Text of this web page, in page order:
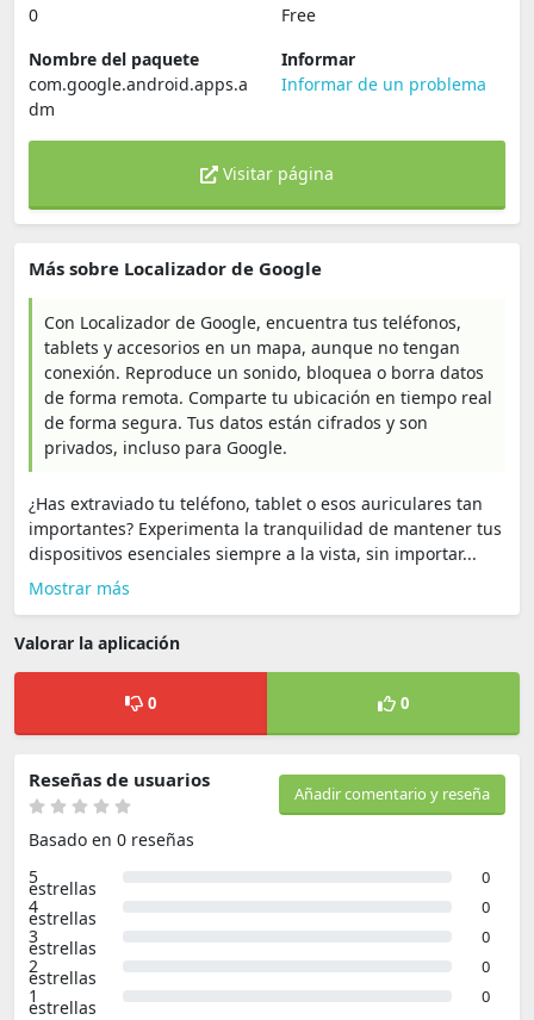
0
Free
Nombre del paquete
com.google.android.apps.a
dm
Informar
Informar de un problema
Visitar página
Más sobre Localizador de Google
Con Localizador de Google, encuentra tus teléfonos,
tablets y accesorios en un mapa, aunque no tengan
conexión. Reproduce un sonido, bloquea o borra datos
de forma remota. Comparte tu ubicación en tiempo real
de forma segura. Tus datos están cifrados y son
privados, incluso para Google.
¿Has extraviado tu teléfono, tablet o esos auriculares tan
importantes? Experimenta la tranquilidad de mantener tus
dispositivos esenciales siempre a la vista, sin importar...
Mostrar más
Valorar la aplicación
0 0
Añadir comentario y reseña
Reseñas de usuarios
Basado en 0 reseñas
5
estrellas 0
4
estrellas 0
3
estrellas 0
2
estrellas 0
1
estrellas 0